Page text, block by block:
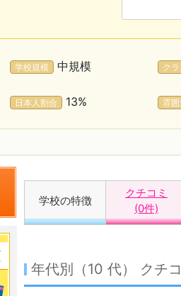
学校規模 中規模 ク
日本人割合 13% 雰
学校の特徴
クチコミ
(0件)
年代別（10 代） クチ